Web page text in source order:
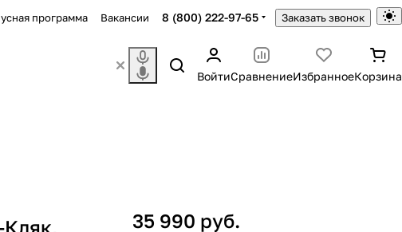
программа Вакансии 8 (800) 222-97-65 Заказать звонок
ВойтиСравнениеИзбранноеКорзина
35 990 руб.